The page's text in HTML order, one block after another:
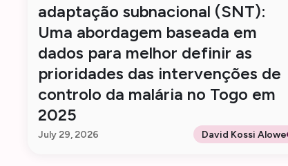
adaptação subnacional (SNT):
Uma abordagem baseada em
dados para melhor definir as
prioridades das intervenções de
controlo da malária no Togo em
2025
July 29, 2026 David Kossi Alowe